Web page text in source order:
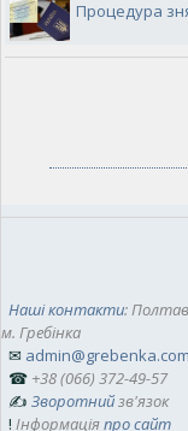
Процедура
Наші контакти:
м. Гребінка
✉ admin@grebenka.com
☎ +38 (066) 372-49-57
✍ Зворотнийзв'язок
! Інформаціяпро сайт